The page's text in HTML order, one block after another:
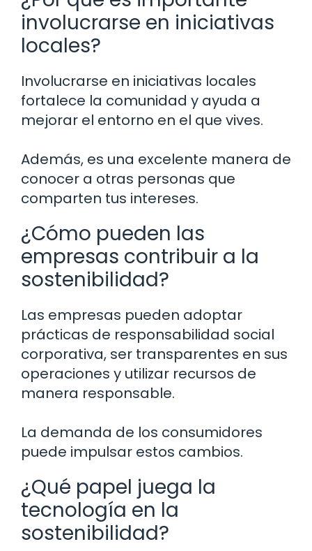
involucrarse en iniciativas
locales?
Involucrarse en iniciativas locales
fortalece la comunidad y ayuda a
mejorar el entorno en el que vives.
Además, es una excelente manera de
conocer a otras personas que
comparten tus intereses.
¿Cómo pueden las
empresas contribuir a la
sostenibilidad?
Las empresas pueden adoptar
prácticas de responsabilidad social
corporativa, ser transparentes en sus
operaciones y utilizar recursos de
manera responsable.
La demanda de los consumidores
puede impulsar estos cambios.
¿Qué papel juega la
tecnología en la
sostenibilidad?